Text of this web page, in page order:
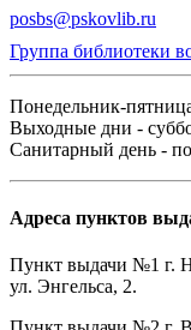
posbs@pskovlib.ru
Группа библиотеки
Понедельник-
Выходные дни -
Санитарный день -
Адреса пунктов
Пункт выдачи №1 г.
ул. Энгельса, 2.